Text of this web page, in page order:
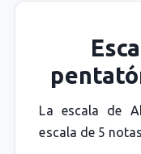
La escala de
escala de 5